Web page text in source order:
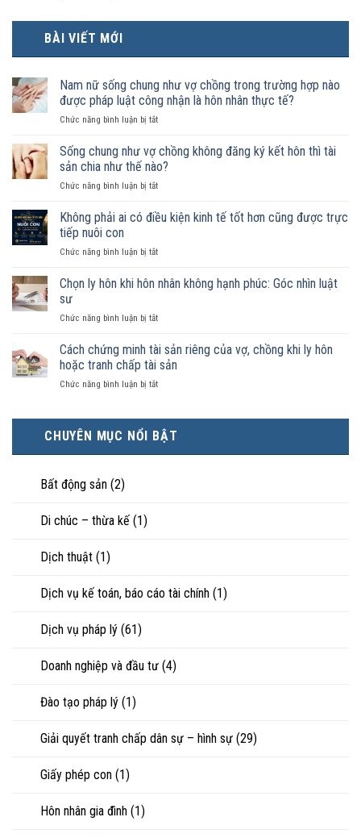
BÀI VIẾT MỚI
Nam nữ sống chung như vợ chồng trong trường hợp nào
được pháp luật công nhận là hôn nhân thực tế?
Chức năng bình luận bị tắtở
nữ
sống
chung
như
chồng
hợp
được
công
là
hôn
Sống chung như vợ chồng không đăng ký kết hôn thì tài
sản chia như thế nào?
Chức năng bình luận bị tắtở
chung
chồng
đăng
hôn
tài
sản
như
nào?
Không phải ai có điều kiện kinh tế tốt hơn cũng được trực
tiếp nuôi con
Chức năng bình luận bị tắtở
phải
điều
kinh
tế
hơn
trực
tiếp
nuôi
Chọn ly hôn khi hôn nhân không hạnh phúc: Góc nhìn luật
sư
Chức năng bình luận bị tắtở
ly
hôn
khi
hôn
hạnh
phúc:
Góc
Cách chứng minh tài sản riêng của vợ, chồng khi ly hôn
hoặc tranh chấp tài sản
Chức năng bình luận bị tắtở
tài
sản
chấp
CHUYÊN MỤC NỔI BẬT
Bất động sản (2)
Di chúc – thừa kế (1)
Dịch thuật (1)
Dịch vụ kế toán, báo cáo tài chính (1)
Dịch vụ pháp lý (61)
Doanh nghiệp và đầu tư (4)
Đào tạo pháp lý (1)
Giải quyết tranh chấp dân sự – hình sự (29)
Giấy phép con (1)
Hôn nhân gia đình (1)